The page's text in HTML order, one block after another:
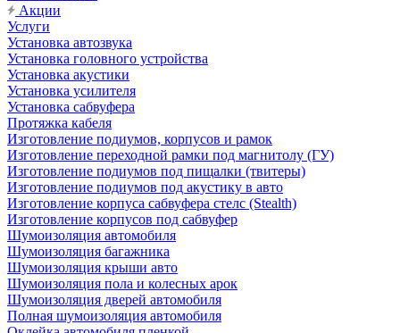
Акции
Услуги
Установка автозвука
Установка головного устройства
Установка акустики
Установка усилителя
Установка сабвуфера
Протяжка кабеля
Изготовление подиумов, корпусов и рамок
Изготовление переходной рамки под магнитолу (ГУ)
Изготовление подиумов под пищалки (твитеры)
Изготовление подиумов под акустику в авто
Изготовление корпуса сабвуфера стелс (Stealth)
Изготовление корпусов под сабвуфер
Шумоизоляция автомобиля
Шумоизоляция багажника
Шумоизоляция крыши авто
Шумоизоляция пола и колесных арок
Шумоизоляция дверей автомобиля
Полная шумоизоляция автомобиля